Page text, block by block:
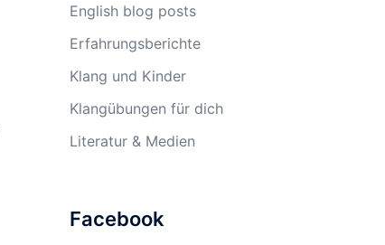
English blog posts
Erfahrungsberichte
Klang und Kinder
Klangübungen für dich
Literatur & Medien
Facebook